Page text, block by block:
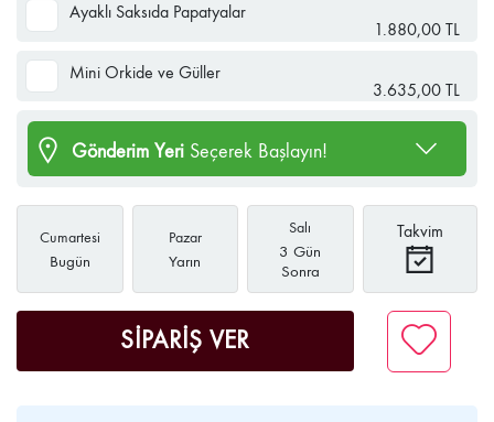
Ayaklı Saksıda Papatyalar
1.880,00 TL
Mini Orkide ve Güller
3.635,00 TL
Gönderim Yeri Seçerek Başlayın!
Cumartesi
Bugün
Pazar
Yarın
Salı
3 Gün
Sonra
Takvim
SİPARİŞ VER